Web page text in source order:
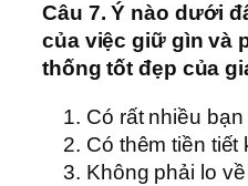
Câu 7. Ý nào dưới
của việc giữ gìn và
thống tốt đẹp của
Có rất nhiều bạn
Có thêm tiền tiết
Không phải lo